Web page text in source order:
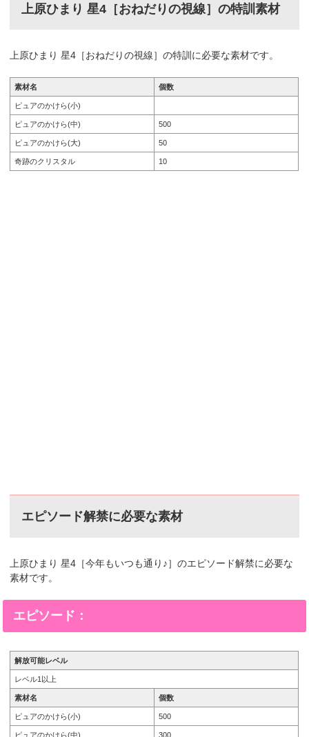
上原ひまり 星4［おねだりの視線］ の特訓素材
上原ひまり 星4［おねだりの視線］の特訓に必要な素材です。
素材名 個数
ピュアのかけら(小)
ピュアのかけら(中) 500
ピュアのかけら(大) 50
奇跡のクリスタル 10
エピソード解禁に必要な素材
上原ひまり 星4［今年もいつも通り♪］のエピソード解禁に必要な
素材です。
エピソード：
解放可能レベル
レベル1以上
素材名 個数
ピュアのかけら(小) 500
ピュアのかけら(中) 300